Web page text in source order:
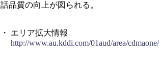
話品質の向上が図られる。
・ エリア拡大情報
http://www.au.kddi.com/01aud/area/